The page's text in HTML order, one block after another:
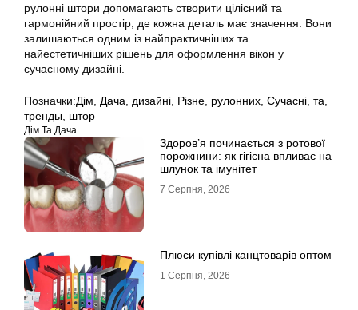
рулонні штори допомагають створити цілісний та
гармонійний простір, де кожна деталь має значення. Вони
залишаються одним із найпрактичніших та
найестетичніших рішень для оформлення вікон у
сучасному дизайні.
Позначки:Дім Дача дизайні Різне рулонних Сучасні та
тренды штор
Дім Та Дача
Здоров’я починається з ротової
порожнини: як гігієна впливає на
шлунок та імунітет
7 Серпня, 2026
Плюси купівлі канцтоварів оптом
1 Серпня, 2026